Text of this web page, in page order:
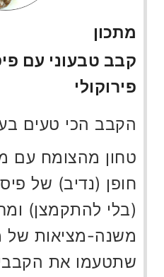
מתכון
קבב טבעוני עם
פירוקולי
הקבב הכי טעים
טחון מהצומח עם
חופן (נדיב) של
(בלי להתקמצן)
משנה-מציאות של
שתטעמו את